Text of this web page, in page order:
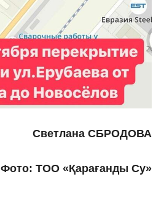
Светлана СБРОДОВА
Фото: ТОО «Қарағанды Су»